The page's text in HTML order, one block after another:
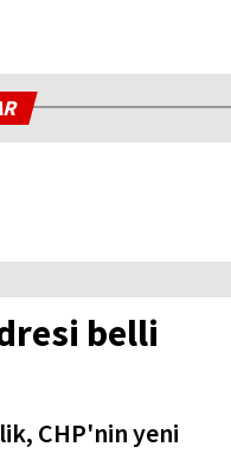
belli
CHP'nin yeni